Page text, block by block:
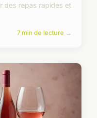
des repas rapides et
7 min de lecture →